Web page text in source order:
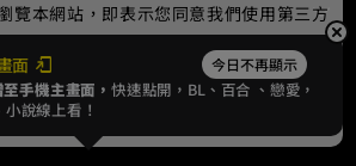
Digital Entertainment Co., Ltd.
面 今日不再顯示
手機主畫面，快速點開，BL、 百合 、戀愛，
說線上看！
覽本網站，即表示您同意我們使用第三方
訊請見隱私權政策。
我同意